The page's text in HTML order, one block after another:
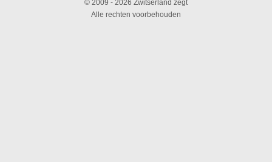
© 2009 - 2026 Zwitserland zegt
Alle rechten voorbehouden